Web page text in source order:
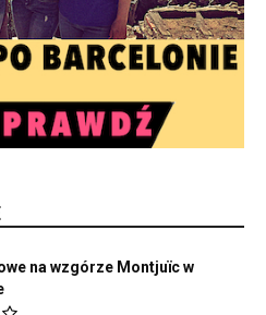
na wzgórze Montjuïc w